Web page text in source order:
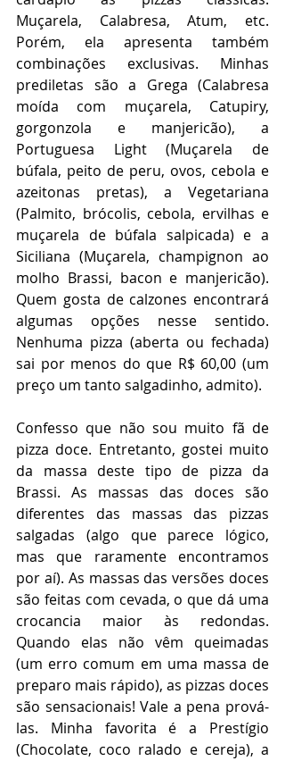
Muçarela, Calabresa, Atum, etc.
Porém, ela apresenta também
combinações exclusivas. Minhas
prediletas são a Grega (Calabresa
moída com muçarela, Catupiry,
gorgonzola e manjericão), a
Portuguesa Light (Muçarela de
búfala, peito de peru, ovos, cebola e
azeitonas pretas), a Vegetariana
(Palmito, brócolis, cebola, ervilhas e
muçarela de búfala salpicada) e a
Siciliana (Muçarela, champignon ao
molho Brassi, bacon e manjericão).
Quem gosta de calzones encontrará
algumas opções nesse sentido.
Nenhuma pizza (aberta ou fechada)
sai por menos do que R$ 60,00 (um
preço um tanto salgadinho, admito).
Confesso que não sou muito fã de
pizza doce. Entretanto, gostei muito
da massa deste tipo de pizza da
Brassi. As massas das doces são
diferentes das massas das pizzas
salgadas (algo que parece lógico,
mas que raramente encontramos
por aí). As massas das versões doces
são feitas com cevada, o que dá uma
crocancia maior às redondas.
Quando elas não vêm queimadas
(um erro comum em uma massa de
preparo mais rápido), as pizzas doces
são sensacionais! Vale a pena prová-
las. Minha favorita é a Prestígio
(Chocolate, coco ralado e cereja), a